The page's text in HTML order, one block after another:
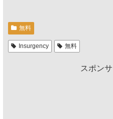
無料
Insurgency 無料
スポン